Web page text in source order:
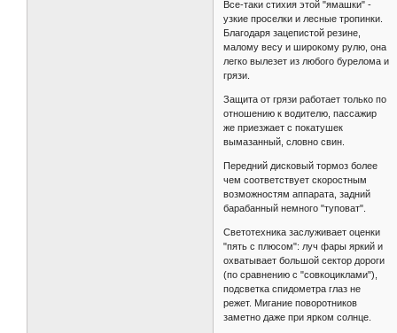
Все-таки стихия этой "ямашки" -
узкие проселки и лесные тропинки.
Благодаря зацепистой резине,
малому весу и широкому рулю, она
легко вылезет из любого бурелома и
грязи.
Защита от грязи работает только по
отношению к водителю, пассажир
же приезжает с покатушек
вымазанный, словно свин.
Передний дисковый тормоз более
чем соответствует скоростным
возможностям аппарата, задний
барабанный немного "туповат".
Светотехника заслуживает оценки
"пять с плюсом": луч фары яркий и
охватывает большой сектор дороги
(по сравнению с "совкоциклами"),
подсветка спидометра глаз не
режет. Мигание поворотников
заметно даже при ярком солнце.